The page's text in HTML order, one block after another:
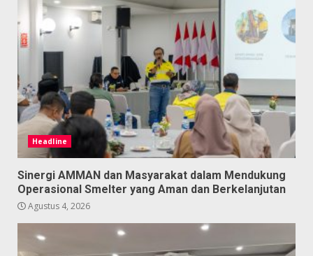
Headline
Sinergi AMMAN dan Masyarakat dalam Mendukung
Operasional Smelter yang Aman dan Berkelanjutan
Agustus 4, 2026